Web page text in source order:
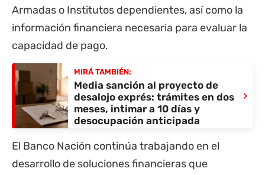
Armadas o Institutos dependientes, así como la
información financiera necesaria para evaluar la
capacidad de pago.
MIRÁ TAMBIÉN:
Media sanción al proyecto de
desalojo exprés: trámites en dos
meses, intimar a 10 días y
desocupación anticipada
›
El Banco Nación continúa trabajando en el
desarrollo de soluciones financieras que